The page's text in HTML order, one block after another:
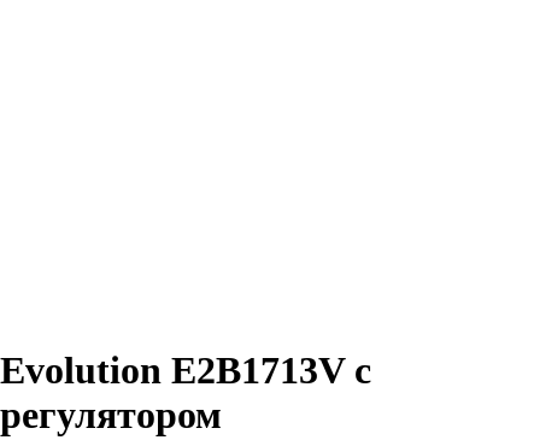
Evolution E2B1713V с
регулятором